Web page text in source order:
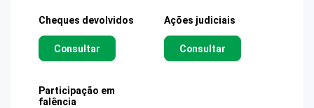
Cheques devolvidos
Consultar
Ações judiciais
Consultar
Participação em
falência